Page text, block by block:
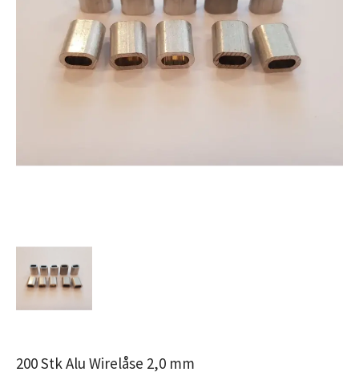
200 Stk Alu Wirelåse 2,0 mm